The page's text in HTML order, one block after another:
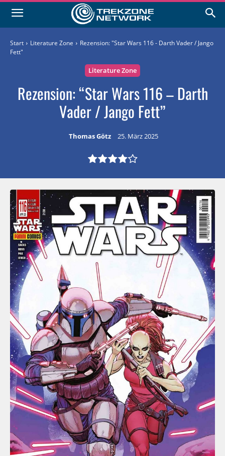
Start Literature Zone
Rezension: "Star Wars 116 - Darth Vader / Jango
Fett"
Literature Zone
Rezension: “Star Wars 116 – Darth
Vader / Jango Fett”
Thomas Götz 25. März 2025